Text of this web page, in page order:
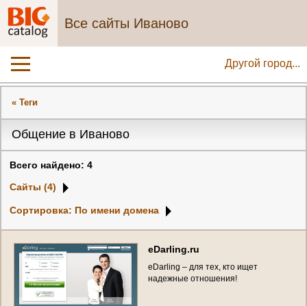
Все сайты Иваново
Другой город...
« Теги
Общение в Иваново
Всего найдено: 4
Сайты (4)
Сортировка: По имени домена
eDarling.ru
eDarling – для тех, кто ищет
надежные отношения!